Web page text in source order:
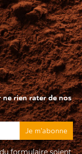
rien rater de nos
formulaire soient